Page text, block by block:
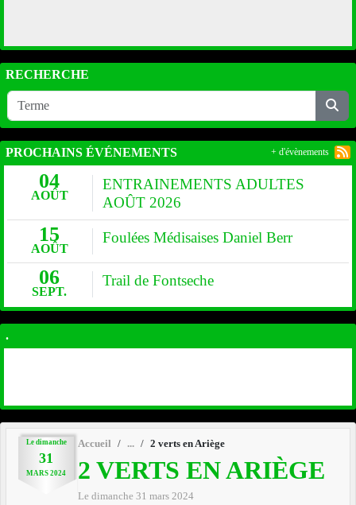
Le dimanche
31
MARS 2024
Accueil 2 verts en Ariège
2 VERTS EN ARIÈGE
Le dimanche 31 mars 2024
RECHERCHE
PROCHAINS ÉVÉNEMENTS
04
AOÛT
ENTRAINEMENTS ADULTES
AOÛT 2026
15
AOÛT
Foulées Médisaises Daniel Berr
06
SEPT.
Trail de Fontseche
+ d'évènements
.